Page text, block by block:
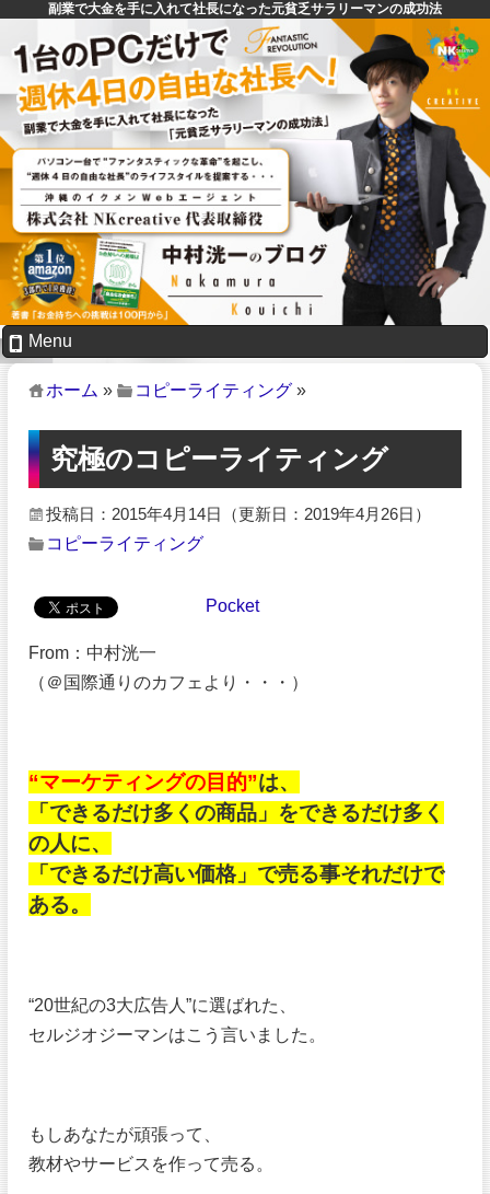
副業で大金を手に入れて社長になった元貧乏サラリーマンの成功法
Menu
ホーム » コピーライティング »
究極のコピーライティング
投稿日：2015年4月14日
（更新日：2019年4月26日）
コピーライティング
Pocket
From：中村洸一
（＠国際通りのカフェより・・・）
“マーケティングの目的”は、
「できるだけ多くの商品」をできるだけ多く
の人に、
「できるだけ高い価格」で売る事それだけで
ある。
“20世紀の3大広告人”に選ばれた、
セルジオジーマンはこう言いました。
もしあなたが頑張って、
教材やサービスを作って売る。